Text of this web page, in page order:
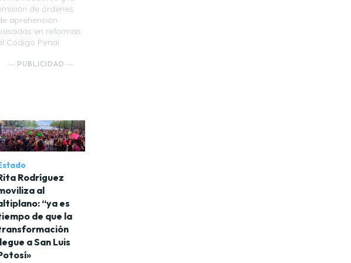
de órdenes
aprehensión
en reformas
Código Penal.
― PUBLICIDAD ―
Rodríguez
al
“ya es
de que la
a San Luis